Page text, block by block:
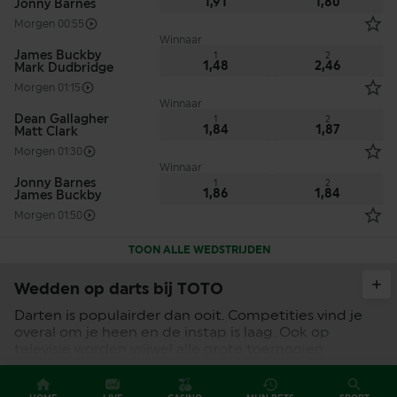
Jonny Barnes
Morgen 00:55
James Buckby
Mark Dudbridge
Winnaar
1
1,48
2
2,46
Morgen 01:15
Dean Gallagher
Matt Clark
Winnaar
1
1,84
2
1,87
Morgen 01:30
Jonny Barnes
James Buckby
Winnaar
1
1,86
2
1,84
Morgen 01:50
TOON ALLE WEDSTRIJDEN
Wedden op darts bij TOTO
Darten is populairder dan ooit. Competities vind je
overal om je heen en de instap is laag. Ook op
uitgezonden. Al sinds Raymond van Barneveld
kampioen werd, levert Nederland spelers van een